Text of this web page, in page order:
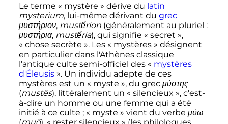
Le terme « mystère » dérive du latin
mysterium, lui-même dérivant du grec
μυστήριον, mustếrion(généralement au pluriel :
μυστήρια, mustếria), qui signifie « secret »,
« chose secrète ». Les « mystères » désignent
en particulier dans l'Athènes classique
l'antique culte semi-officiel des « mystères
d'Éleusis ». Un individu adepte de ces
mystères est un « myste », du grec μύστης
(mustês), littéralement un « silencieux », c'est-
à-dire un homme ou une femme qui a été
initié à ce culte ; « myste » vient du verbe μύω
(muô), « rester silencieux » (les philologues